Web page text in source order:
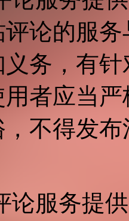
论的服
务，有
者应当
不得发
论服务提